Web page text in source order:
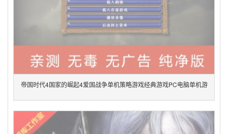
帝国时代4国家的崛起4爱国战争单机策略游戏经典游戏PC电脑单机游